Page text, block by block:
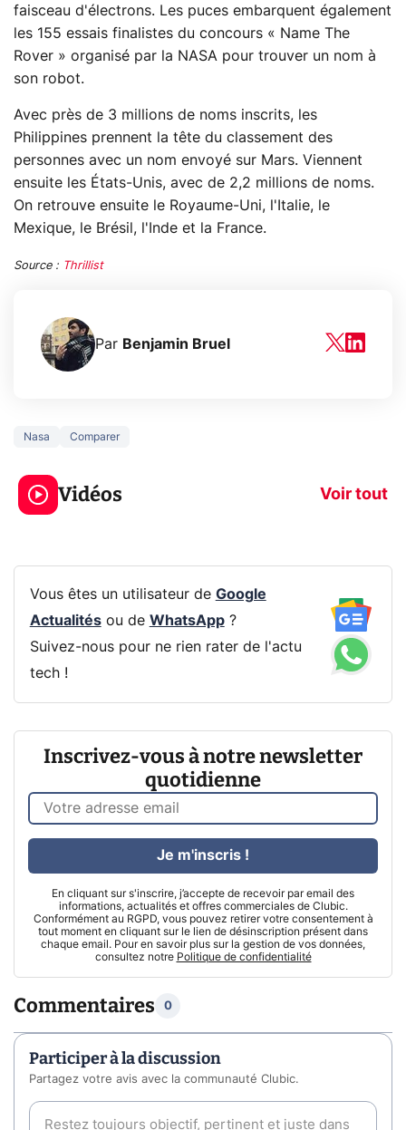
faisceau d'électrons. Les puces embarquent également
les 155 essais finalistes du concours « Name The
Rover » organisé par la NASA pour trouver un nom à
son robot.
Avec près de 3 millions de noms inscrits, les
Philippines prennent la tête du classement des
personnes avec un nom envoyé sur Mars. Viennent
ensuite les États-Unis, avec de 2,2 millions de noms.
On retrouve ensuite le Royaume-Uni, l'Italie, le
Mexique, le Brésil, l'Inde et la France.
Source : Thrillist
Par Benjamin Bruel
Nasa Comparer
Vidéos Voir tout
3 écrans en 1 pour
319€ ? Voici L'AOC
CQ32G4ZA !
prochaine
Vous êtes un utilisateur de Google
Actualitésou de WhatsApp?
Suivez-nous pour ne rien rater de l'actu
tech !
Inscrivez-vous à notre newsletter
quotidienne
En cliquant sur s'inscrire, j’accepte de recevoir par email des
informations, actualités et offres commerciales de Clubic.
Conformément au RGPD, vous pouvez retirer votre consentement à
tout moment en cliquant sur le lien de désinscription présent dans
chaque email. Pour en savoir plus sur la gestion de vos données,
consultez notre Politique de confidentialité
Je m'inscris !
Commentaires 0
Participer à la discussion
Partagez votre avis avec la communauté Clubic.